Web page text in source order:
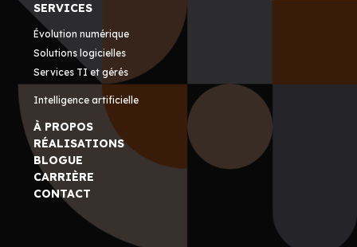
SERVICES
Évolution numérique
Solutions logicielles
Services TI et gérés
Intelligence artificielle
À PROPOS
RÉALISATIONS
BLOGUE
CARRIÈRE
CONTACT